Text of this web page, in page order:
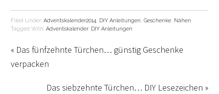
Filed Under:Adventskalender2014, DIY Anleitungen,Geschenke, Nähen
Tagged With:Adventskalender, DIY Anleitungen
« Das fünfzehnte Türchen… günstig Geschenke
verpacken
Das siebzehnte Türchen… DIY Lesezeichen »